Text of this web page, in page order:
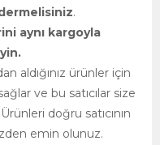
.
aynı kargoyla
aldığınız ürünler için
ve bu satıcılar size
doğru satıcının
emin olunuz.